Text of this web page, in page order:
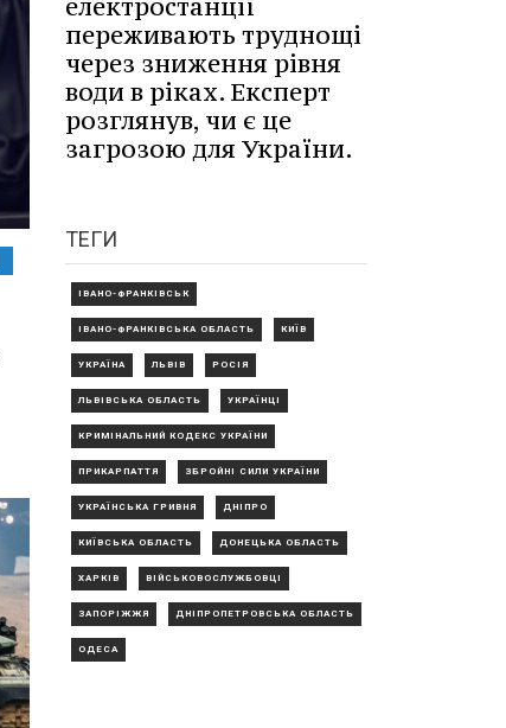
переживають труднощі
через зниження рівня
води в ріках. Експерт
розглянув, чи є це
загрозою для України.
ТЕГИ
ІВАНО-ФРАНКІВСЬК
ІВАНО-ФРАНКІВСЬКА ОБЛАСТЬ КИЇВ
УКРАЇНА ЛЬВІВ РОСІЯ
ЛЬВІВСЬКА ОБЛАСТЬ УКРАЇНЦІ
КРИМІНАЛЬНИЙ КОДЕКС УКРАЇНИ
ПРИКАРПАТТЯ ЗБРОЙНІ СИЛИ УКРАЇНИ
УКРАЇНСЬКА ГРИВНЯ ДНІПРО
КИЇВСЬКА ОБЛАСТЬ ДОНЕЦЬКА ОБЛАСТЬ
ХАРКІВ ВІЙСЬКОВОСЛУЖБОВЦІ
ЗАПОРІЖЖЯ ДНІПРОПЕТРОВСЬКА ОБЛАСТЬ
ОДЕСА